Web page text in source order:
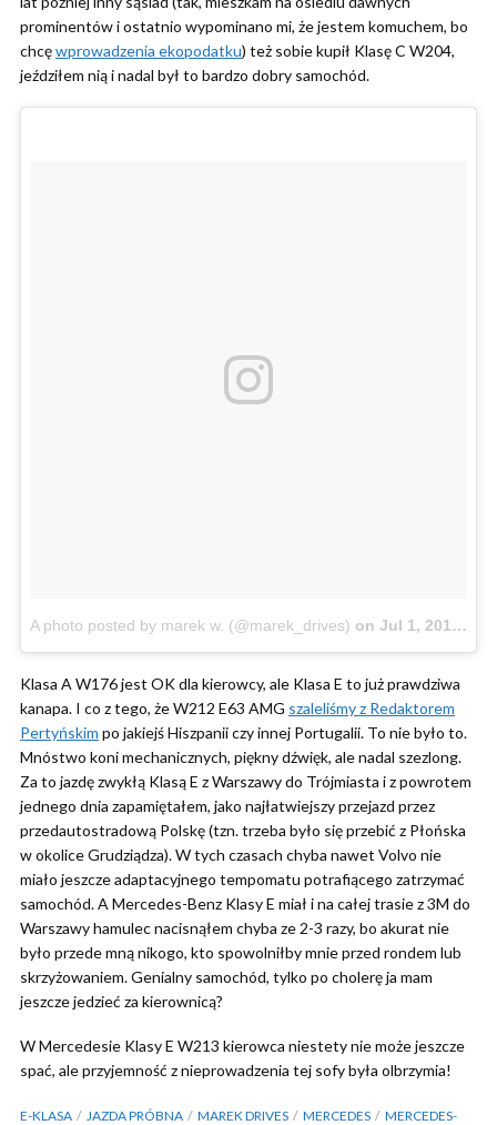
prominentów i ostatnio wypominano mi, że jestem komuchem, bo
chcęwprowadzenia ekopodatku) też sobie kupił Klasę C W204,
jeździłem nią i nadal był to bardzo dobry samochód.
A photo posted by marek w. (@marek_drives) on Jul 1, 2016 at 11:32pm PDT
Klasa A W176 jest OK dla kierowcy, ale Klasa E to już prawdziwa
kanapa. I co z tego, że W212 E63 AMG szaleliśmy z Redaktorem
Pertyńskim po jakiejś Hiszpanii czy innej Portugalii. To nie było to.
Mnóstwo koni mechanicznych, piękny dźwięk, ale nadal szezlong.
Za to jazdę zwykłą Klasą E z Warszawy do Trójmiasta i z powrotem
jednego dnia zapamiętałem, jako najłatwiejszy przejazd przez
przedautostradową Polskę (tzn. trzeba było się przebić z Płońska
w okolice Grudziądza). W tych czasach chyba nawet Volvo nie
miało jeszcze adaptacyjnego tempomatu potrafiącego zatrzymać
samochód. A Mercedes-Benz Klasy E miał i na całej trasie z 3M do
Warszawy hamulec nacisnąłem chyba ze 2-3 razy, bo akurat nie
było przede mną nikogo, kto spowolniłby mnie przed rondem lub
skrzyżowaniem. Genialny samochód, tylko po cholerę ja mam
jeszcze jedzieć za kierownicą?
W Mercedesie Klasy E W213 kierowca niestety nie może jeszcze
spać, ale przyjemność z nieprowadzenia tej sofy była olbrzymia!
E-KLASA JAZDA PRÓBNA MAREK DRIVES MERCEDES
MERCEDES-